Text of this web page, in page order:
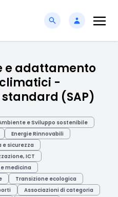
e adattamento
-
(SAP)
e Sviluppo sostenibile
Energie Rinnovabili
e sicurezza
ICT
medicina
Transizione ecologica
Associazioni di categoria